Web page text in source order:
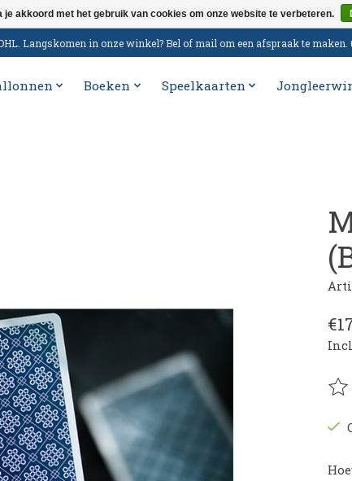
Langskomen in onze winkel? Bel of mail om een afspraak te maken.
Boeken Speelkaarten
je akkoord met het gebruik van cookies om onze website te verbeteren.